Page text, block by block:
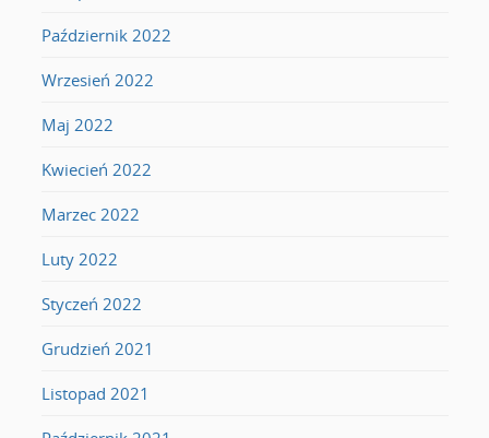
Październik 2022
Wrzesień 2022
Maj 2022
Kwiecień 2022
Marzec 2022
Luty 2022
Styczeń 2022
Grudzień 2021
Listopad 2021